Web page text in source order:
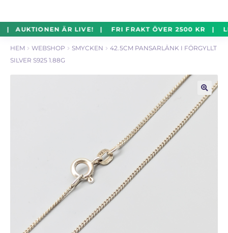
Hoppa
till
navigering
Hoppa
till
innehåll
ÄR LIVE! | FRI FRAKT ÖVER 2500
Silverföremål
Mynt
Vill du sälja? – Till Pantbanken
ALLMÄNNA VILLKOR
STORLEKSGUIDE FÖR RINGAR
HEM WEBSHOP SMYCKEN
42.5CM PANSARLÄNK I FÖRGYLLT
SILVER S925 1.88G
🔍